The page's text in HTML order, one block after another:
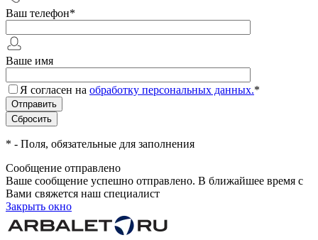
Ваш телефон*
Ваше имя
Я согласен на обработку персональных данных.*
* - Поля, обязательные для заполнения
Сообщение отправлено
Ваше сообщение успешно отправлено. В ближайшее время с
Вами свяжется наш специалист
Закрыть окно